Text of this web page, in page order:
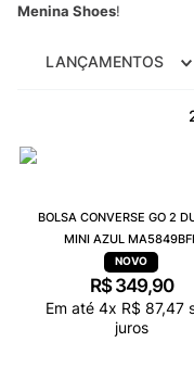
Menina Shoes!
LANÇAMENTOS
BOLSA CONVERSE GO 2
MINI AZUL
R$ 349,90
Em até 4x R$ 87,47
juros
9º
VEJA COUNTRY